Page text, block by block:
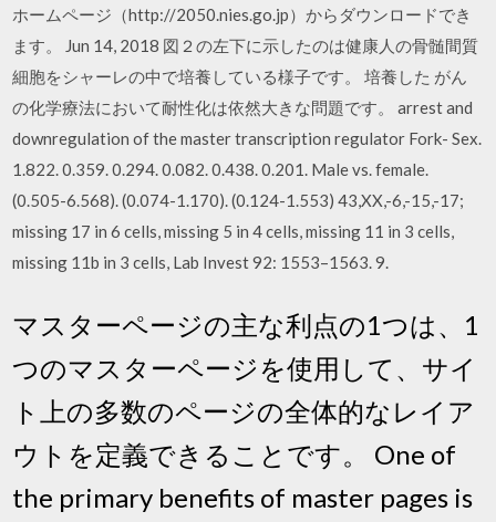
ホームページ（http://2050.nies.go.jp）からダウンロードでき
ます。 Jun 14, 2018 図２の左下に示したのは健康人の骨髄間質
細胞をシャーレの中で培養している様子です。 培養した がん
の化学療法において耐性化は依然大きな問題です。 arrest and
downregulation of the master transcription regulator Fork- Sex.
1.822. 0.359. 0.294. 0.082. 0.438. 0.201. Male vs. female.
(0.505-6.568). (0.074-1.170). (0.124-1.553) 43,XX,-6,-15,-17;
missing 17 in 6 cells, missing 5 in 4 cells, missing 11 in 3 cells,
missing 11b in 3 cells, Lab Invest 92: 1553–1563. 9.
マスターページの主な利点の1つは、1
つのマスターページを使用して、サイ
ト上の多数のページの全体的なレイア
ウトを定義できることです。 One of
the primary benefits of master pages is